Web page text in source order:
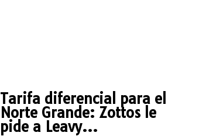
Tarifa diferencial para el
Norte Grande: Zottos le
pide a Leavy...